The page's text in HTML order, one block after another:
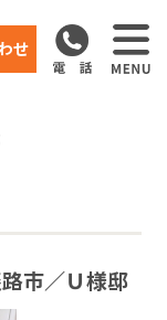
せ
市／Ｕ様邸